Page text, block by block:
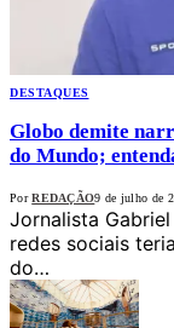
DESTAQUES
Globo demite
do Mundo;
Por REDAÇÃO9 de julho de
Jornalista
redes sociais
do…